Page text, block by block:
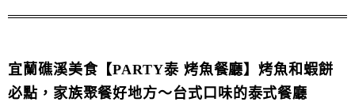
宜蘭礁溪美食【PARTY泰 烤魚餐廳】烤魚和蝦餅
必點，家族聚餐好地方～台式口味的泰式餐廳